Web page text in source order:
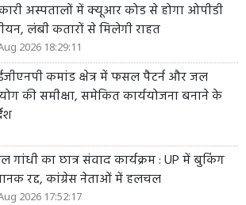
अस्पतालों में क्यूआर कोड से होगा ओपीडी
लंबी कतारों से मिलेगी राहत
2026 18:29:11
कमांड क्षेत्र में फसल पैटर्न और जल
की समीक्षा, समेकित कार्ययोजना बनाने के
गांधी का छात्र संवाद कार्यक्रम : UP में बुकिंग
रद्द, कांग्रेस नेताओं में हलचल
2026 17:52:17